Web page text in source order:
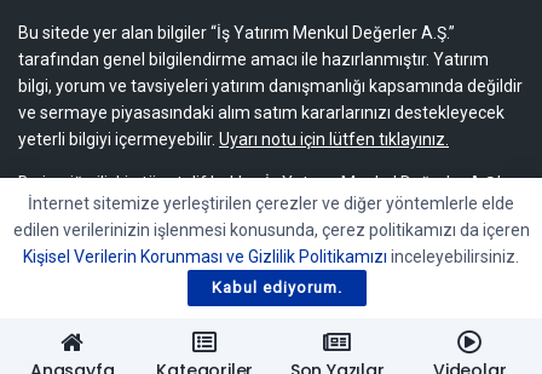
Bu sitede yer alan bilgiler “İş Yatırım Menkul Değerler A.Ş.”
tarafından genel bilgilendirme amacı ile hazırlanmıştır. Yatırım
bilgi, yorum ve tavsiyeleri yatırım danışmanlığı kapsamında değildir
ve sermaye piyasasındaki alım satım kararlarınızı destekleyecek
yeterli bilgiyi içermeyebilir. Uyarı notu için lütfen tıklayınız.
Bu içeriğe ilişkin tüm telif hakları İş Yatırım Menkul Değerler A.Ş.’ye
aittir. Bu içerik, açık iznimiz olmaksızın başkaları tarafından
herhangi bir amaçla, kısmen veya tamamen çoğaltılamaz,
dağıtılamaz, yayımlanamaz veya değiştirilemez.
İnternet sitemize yerleştirilen çerezler ve diğer yöntemlerle elde
edilen verilerinizin işlenmesi konusunda, çerez politikamızı da içeren
Kişisel Verilerin Korunması ve Gizlilik Politikamızı inceleyebilirsiniz.
Kabul ediyorum.